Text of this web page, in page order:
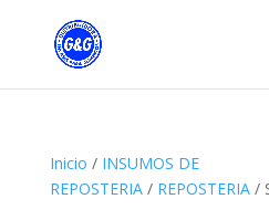
Inicio / INSUMOS DE
REPOSTERIA/ REPOSTERIA/